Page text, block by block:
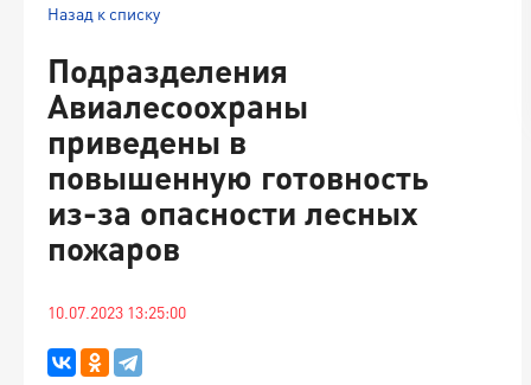
Назад к списку
Подразделения
Авиалесоохраны
приведены в
повышенную готовность
из-за опасности лесных
пожаров
10.07.2023 13:25:00